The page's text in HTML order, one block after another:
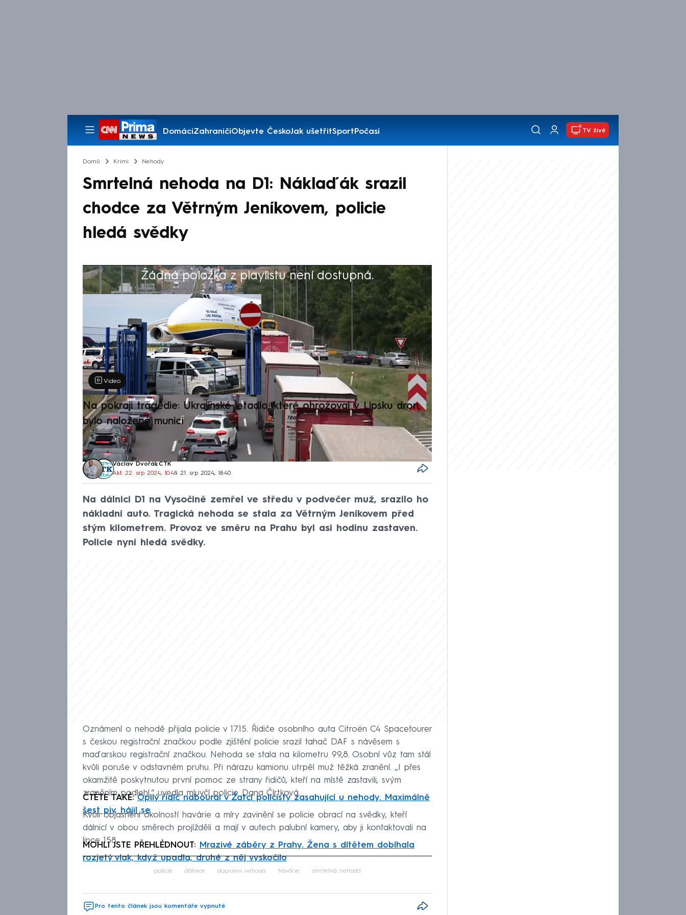
DomácíZahraničíObjevte ČeskoJak ušetřitSportPočasí
Pořady
TV živě
Domů Krimi Nehody
Smrtelná nehoda na D1: Náklaďák srazil
chodce za Větrným Jeníkovem, policie
hledá svědky
Žádná položka z playlistu není dostupná.
Výběr redakce
Video
Na pokraji tragédie: Ukrajinské letadlo, které ohrožoval v Lipsku dron,
bylo naložené municí
Václav Dvořák, ČTK
Akt. 22. srp 2024, 10:48• 21. srp 2024, 18:40
Na dálnici D1 na Vysočině zemřel ve středu v podvečer muž, srazilo ho
nákladní auto. Tragická nehoda se stala za Větrným Jeníkovem před
stým kilometrem. Provoz ve směru na Prahu byl asi hodinu zastaven.
Policie nyní hledá svědky.
Oznámení o nehodě přijala policie v 17:15. Řidiče osobního auta Citroën C4 Spacetourer
s českou registrační značkou podle zjištění policie srazil tahač DAF s návěsem s
maďarskou registrační značkou. Nehoda se stala na kilometru 99,8. Osobní vůz tam stál
kvůli poruše v odstavném pruhu. Při nárazu kamionu utrpěl muž těžká zranění. „I přes
okamžitě poskytnutou první pomoc ze strany řidičů, kteří na místě zastavili, svým
zraněním podlehl,“ uvedla mluvčí policie Dana Čírtková.
ČTĚTE TAKÉ:Opilý řidič naboural v Žatci policisty zasahující u nehody. Maximálně
šest piv, hájil se
Kvůli objasnění okolností havárie a míry zavinění se policie obrací na svědky, kteří
dálnicí v obou směrech projížděli a mají v autech palubní kamery, aby ji kontaktovali na
lince 158.
MOHLI JSTE PŘEHLÉDNOUT:
Mrazivé záběry z Prahy. Žena s dítětem dobíhala
rozjetý vlak, když upadla, druhé z něj vyskočilo
Failed to fetch
policie dálnice dopravní nehoda havárie smrtelná nehoda
Pro tento článek jsou komentáře vypnuté